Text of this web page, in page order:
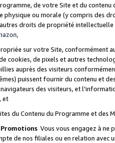
de votre Site et du
physique ou morale (y compris des
droits de propriété
sur votre Site, conformément
cookies, de pixels et autres
auprès des visiteurs
puissent fournir du contenu et
des visiteurs, et
et
du Contenu du Programme et des
Vous vous engagez à ne
de nos filiales ou en relation avec